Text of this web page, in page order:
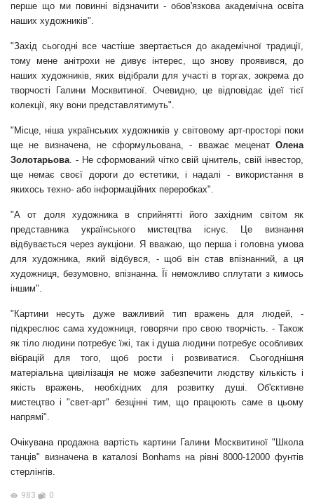
перше що ми повинні відзначити - обов'язкова академічна освіта
наших художників".
"Захід сьогодні все частіше звертається до академічної традиції,
тому мене анітрохи не дивує інтерес, що знову проявився, до
наших художників, яких відібрали для участі в торгах, зокрема до
творчості Галини Москвитиної. Очевидно, це відповідає ідеї тієї
колекції, яку вони представлятимуть".
"Місце, ніша українських художників у світовому арт-просторі поки
ще не визначена, не сформульована, - вважає меценат Олена
Золотарьова. - Не сформований чітко свій цінитель, свій інвестор,
ще немає своєї дороги до естетики, і надалі - використання в
якихось техно- або інформаційних переробках".
"А от доля художника в сприйнятті його західним світом як
представника українського мистецтва існує. Це визнання
відбувається через аукціони. Я вважаю, що перша і головна умова
для художника, який відбувся, - щоб він став впізнанний, а ця
художниця, безумовно, впізнанна. Її неможливо сплутати з кимось
іншим".
"Картини несуть дуже важливий тип вражень для людей, -
підкреслює сама художниця, говорячи про свою творчість. - Також
як тіло людини потребує їжі, так і душа людини потребує особливих
вібрацій для того, щоб рости і розвиватися. Сьогоднішня
матеріальна цивілізація не може забезпечити людству кількість і
якість вражень, необхідних для розвитку душі. Об'єктивне
мистецтво і "свет-арт" безцінні тим, що працюють саме в цьому
напрямі".
Очікувана продажна вартість картини Галини Москвитиної "Школа
танців" визначена в каталозі Bonhams на рівні 8000-12000 фунтів
стерлінгів.
983 0